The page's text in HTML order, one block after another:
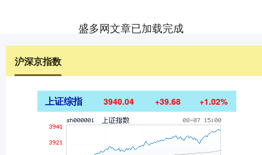
盛多网文章已加载完成
沪深京指数
上证综指 3940.04 +39.68 +1.02%